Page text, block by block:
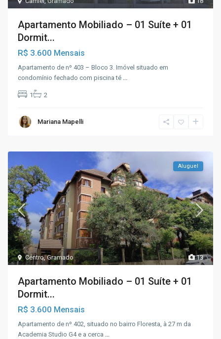
Apartamento Mobiliado – 01 Suíte + 01
Dormit...
R$ 3.600 Mensais
Apartamento de nº 403 – Bloco 3. Imóvel situado em
condomínio fechado com piscina té ...
1 2
Mariana Mapelli
13
Centro,Gramado
Aluguel
Apartamento Mobiliado – 01 Suíte + 01
Dormit...
R$ 3.600 Mensais
Apartamento de nº 402, situado no bairro Floresta, à 27 m da
Academia Studio G4 e a cerca ...